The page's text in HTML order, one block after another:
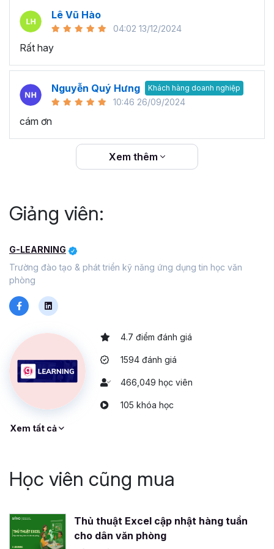
Lê Vũ Hào
04:02 13/12/2024
Rất hay
Nguyễn Quý Hưng Khách hàng doanh nghiệp
10:46 26/09/2024
cám ơn
Xem thêm
Giảng viên:
G-LEARNING
Trường đào tạo & phát triển kỹ năng ứng dụng tin học văn
phòng
4.7 điểm đánh giá
1594 đánh giá
466,049 học viên
105 khóa học
Xem tất cả
Học viên cũng mua
Thủ thuật Excel cập nhật hàng tuần
cho dân văn phòng